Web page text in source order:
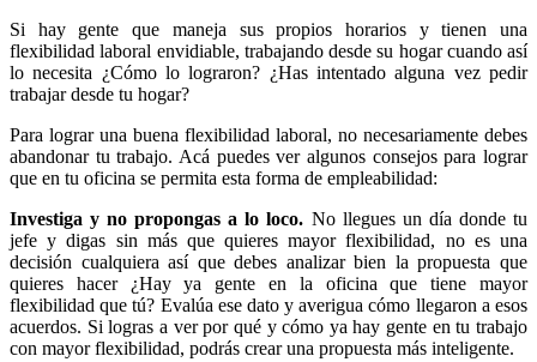
Si hay gente que maneja sus propios horarios y tienen una
flexibilidad laboral envidiable, trabajando desde su hogar cuando así
lo necesita ¿Cómo lo lograron? ¿Has intentado alguna vez pedir
trabajar desde tu hogar?
Para lograr una buena flexibilidad laboral, no necesariamente debes
abandonar tu trabajo. Acá puedes ver algunos consejos para lograr
que en tu oficina se permita esta forma de empleabilidad:
Investiga y no propongas a lo loco. No llegues un día donde tu
jefe y digas sin más que quieres mayor flexibilidad, no es una
decisión cualquiera así que debes analizar bien la propuesta que
quieres hacer ¿Hay ya gente en la oficina que tiene mayor
flexibilidad que tú? Evalúa ese dato y averigua cómo llegaron a esos
acuerdos. Si logras a ver por qué y cómo ya hay gente en tu trabajo
con mayor flexibilidad, podrás crear una propuesta más inteligente.